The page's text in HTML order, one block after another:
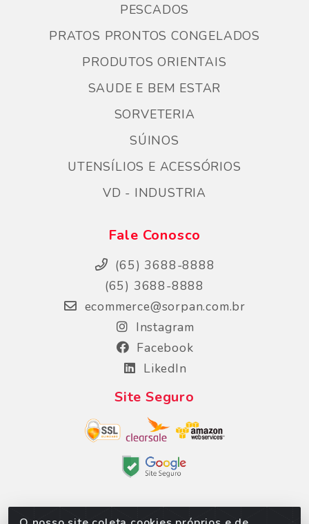
PESCADOS
PRATOS PRONTOS CONGELADOS
PRODUTOS ORIENTAIS
SAUDE E BEM ESTAR
SORVETERIA
SÚINOS
UTENSÍLIOS E ACESSÓRIOS
VD - INDUSTRIA
Fale Conosco
(65) 3688-8888
(65) 3688-8888
ecommerce@sorpan.com.br
Instagram
Facebook
LikedIn
Site Seguro